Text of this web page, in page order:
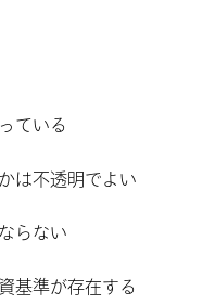
ている
は不透明でよい
らない
基準が存在する